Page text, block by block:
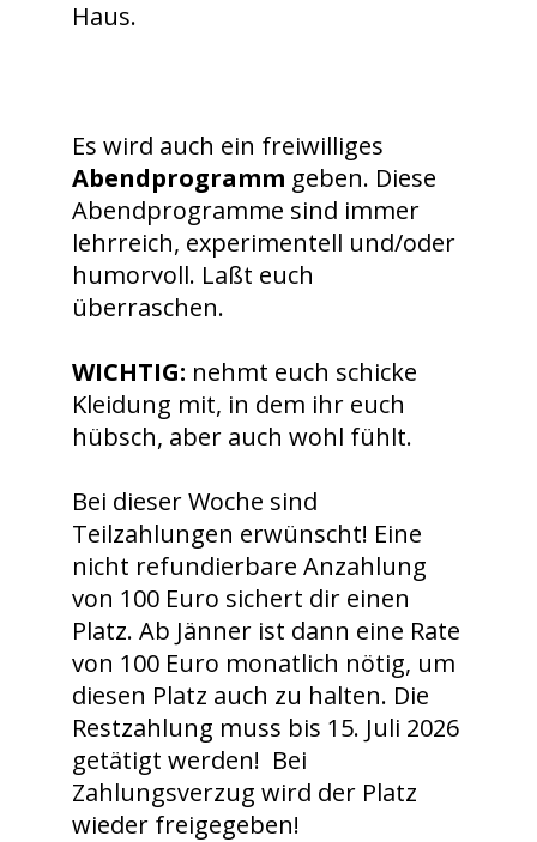
Haus.
Es wird auch ein freiwilliges
Abendprogramm geben. Diese
Abendprogramme sind immer
lehrreich, experimentell und/oder
humorvoll. Laßt euch
überraschen.
WICHTIG: nehmt euch schicke
Kleidung mit, in dem ihr euch
hübsch, aber auch wohl fühlt.
Bei dieser Woche sind
Teilzahlungen erwünscht! Eine
nicht refundierbare Anzahlung
von 100 Euro sichert dir einen
Platz. Ab Jänner ist dann eine Rate
von 100 Euro monatlich nötig, um
diesen Platz auch zu halten. Die
Restzahlung muss bis 15. Juli 2026
getätigt werden! Bei
Zahlungsverzug wird der Platz
wieder freigegeben!